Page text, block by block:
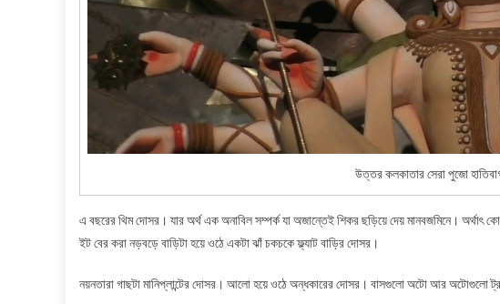
উত্তর কলকাতার সেরা পুজো
এ বছরের থিম দোসর। যার অর্থ এক অনাবিল সম্পর্ক যা অজান্তেই শিকর ছড়িয়ে দেয় মানবজমিনে। অর্থাৎ
ইট বের করা নড়বড়ে বাড়িটা হয়ে ওঠে একটা ঝাঁ চকচকে ফ্ল্যাট বাড়ির দোসর।
নয়নতারা গাছটা মানিপ্লান্টের দোসর। আলো হয়ে ওঠে অন্ধকারের দোসর। বাসগুলো অটো আর অটোগুলো